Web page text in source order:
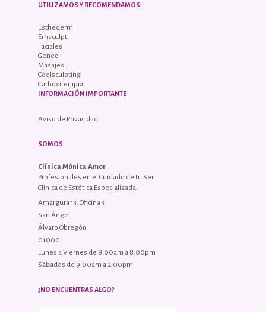
UTILIZAMOS Y RECOMENDAMOS
Esthederm
Emsculpt
Faciales
Geneo+
Masajes
Coolsculpting
Carboxiterapia
INFORMACIÓN IMPORTANTE
Aviso de Privacidad
SOMOS
Clínica Mónica Amor
Profesionales en el Cuidado de tu Ser
Clínica de Estética Especializada
Amargura 13, Oficina 3
San Ángel
Álvaro Obregón
01000
Lunes a Viernes de 8:00am a 8:00pm
Sábados de 9:00am a 2:00pm
¿NO ENCUENTRAS ALGO?